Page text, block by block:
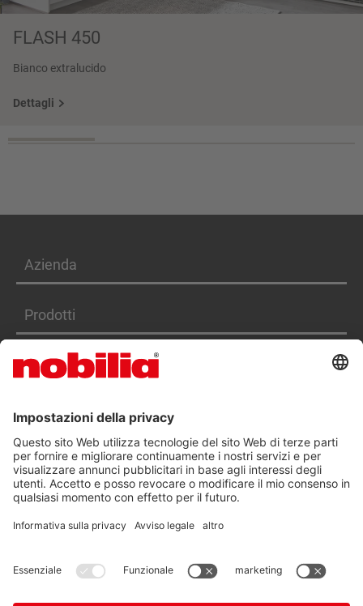
FLASH 450
Bianco extralucido
Dettagli
Azienda
Prodotti
Servizi
DICHIARAZIONE DI ACCESSIBILITÀ
CGA
TUTELA DEI DATI